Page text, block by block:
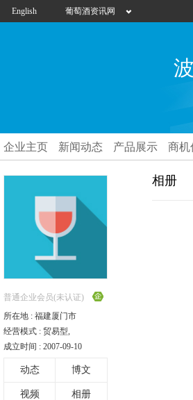
English 葡萄酒资讯网
企业主页 新闻动态 产品展示 商机
普通企业会员(未认证)
所在地 : 福建厦门市
经营模式 : 贸易型,
成立时间 : 2007-09-10
动态 博文
视频 相册
相册